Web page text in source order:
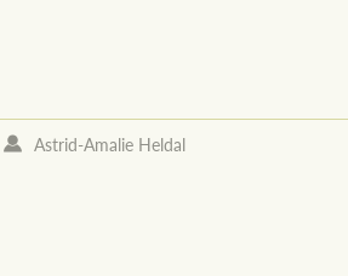
Astrid-Amalie Heldal